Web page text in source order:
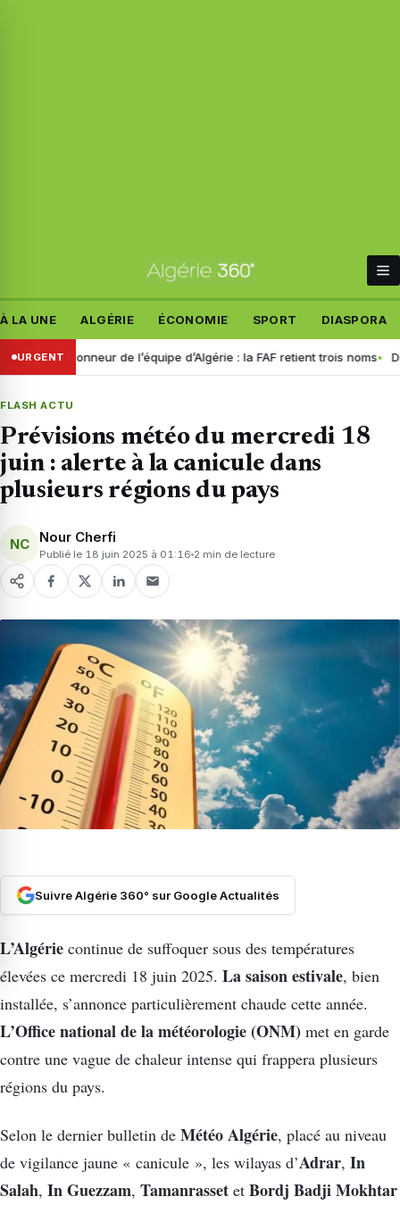
À LA UNE ALGÉRIE ÉCONOMIE SPORT DIASPORA
URGENT de l’équipe d’Algérie : la FAF retient trois noms
FLASH ACTU
Prévisions météo du mercredi 18
juin : alerte à la canicule dans
plusieurs régions du pays
NC Nour Cherfi
Publié le 18 juin 2025 à 01:16 2 min de lecture
Suivre Algérie 360° sur Google Actualités
L’Algérie continue de suffoquer sous des températures
élevées ce mercredi 18 juin 2025. La saison estivale, bien
installée, s’annonce particulièrement chaude cette année.
L’Office national de la météorologie (ONM) met en garde
contre une vague de chaleur intense qui frappera plusieurs
régions du pays.
Selon le dernier bulletin de Météo Algérie, placé au niveau
de vigilance jaune « canicule », les wilayas d’Adrar, In
Salah, In Guezzam, Tamanrasset et Bordj Badji Mokhtar